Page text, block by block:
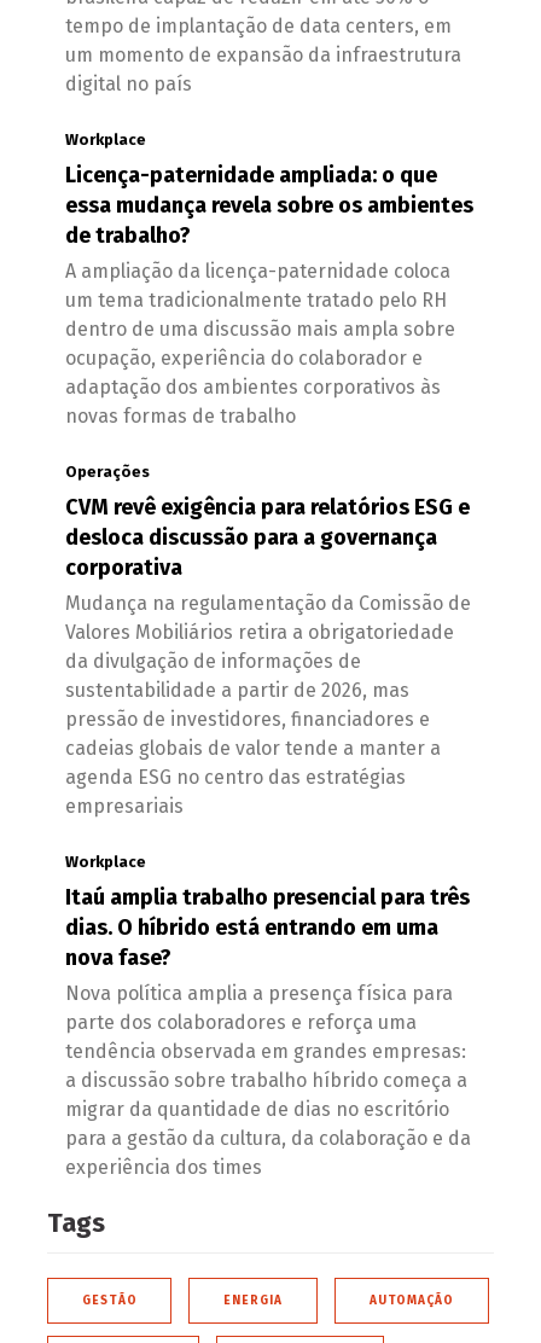
tempo de implantação de data centers, em
um momento de expansão da infraestrutura
digital no país
Workplace
Licença-paternidade ampliada: o que
essa mudança revela sobre os ambientes
de trabalho?
A ampliação da licença-paternidade coloca
um tema tradicionalmente tratado pelo RH
dentro de uma discussão mais ampla sobre
ocupação, experiência do colaborador e
adaptação dos ambientes corporativos às
novas formas de trabalho
Operações
CVM revê exigência para relatórios ESG e
desloca discussão para a governança
corporativa
Mudança na regulamentação da Comissão de
Valores Mobiliários retira a obrigatoriedade
da divulgação de informações de
sustentabilidade a partir de 2026, mas
pressão de investidores, financiadores e
cadeias globais de valor tende a manter a
agenda ESG no centro das estratégias
empresariais
Workplace
Itaú amplia trabalho presencial para três
dias. O híbrido está entrando em uma
nova fase?
Nova política amplia a presença física para
parte dos colaboradores e reforça uma
tendência observada em grandes empresas:
a discussão sobre trabalho híbrido começa a
migrar da quantidade de dias no escritório
para a gestão da cultura, da colaboração e da
experiência dos times
Tags
GESTÃO ENERGIA AUTOMAÇÃO